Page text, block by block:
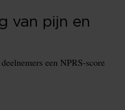
van pijn en
een NPRS-score